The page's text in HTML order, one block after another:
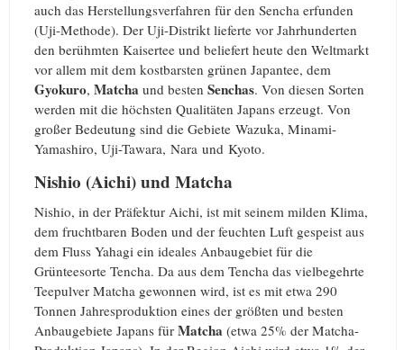
auch das Herstellungsverfahren für den Sencha erfunden
(Uji-Methode). Der Uji-Distrikt lieferte vor Jahrhunderten
den berühmten Kaisertee und beliefert heute den Weltmarkt
vor allem mit dem kostbarsten grünen Japantee, dem
Gyokuro, Matcha und besten Senchas. Von diesen Sorten
werden mit die höchsten Qualitäten Japans erzeugt. Von
großer Bedeutung sind die Gebiete Wazuka, Minami-
Yamashiro, Uji-Tawara, Nara und Kyoto.
Nishio (Aichi) und Matcha
Nishio, in der Präfektur Aichi, ist mit seinem milden Klima,
dem fruchtbaren Boden und der feuchten Luft gespeist aus
dem Fluss Yahagi ein ideales Anbaugebiet für die
Grünteesorte Tencha. Da aus dem Tencha das vielbegehrte
Teepulver Matcha gewonnen wird, ist es mit etwa 290
Tonnen Jahresproduktion eines der größten und besten
Anbaugebiete Japans für Matcha (etwa 25% der Matcha-